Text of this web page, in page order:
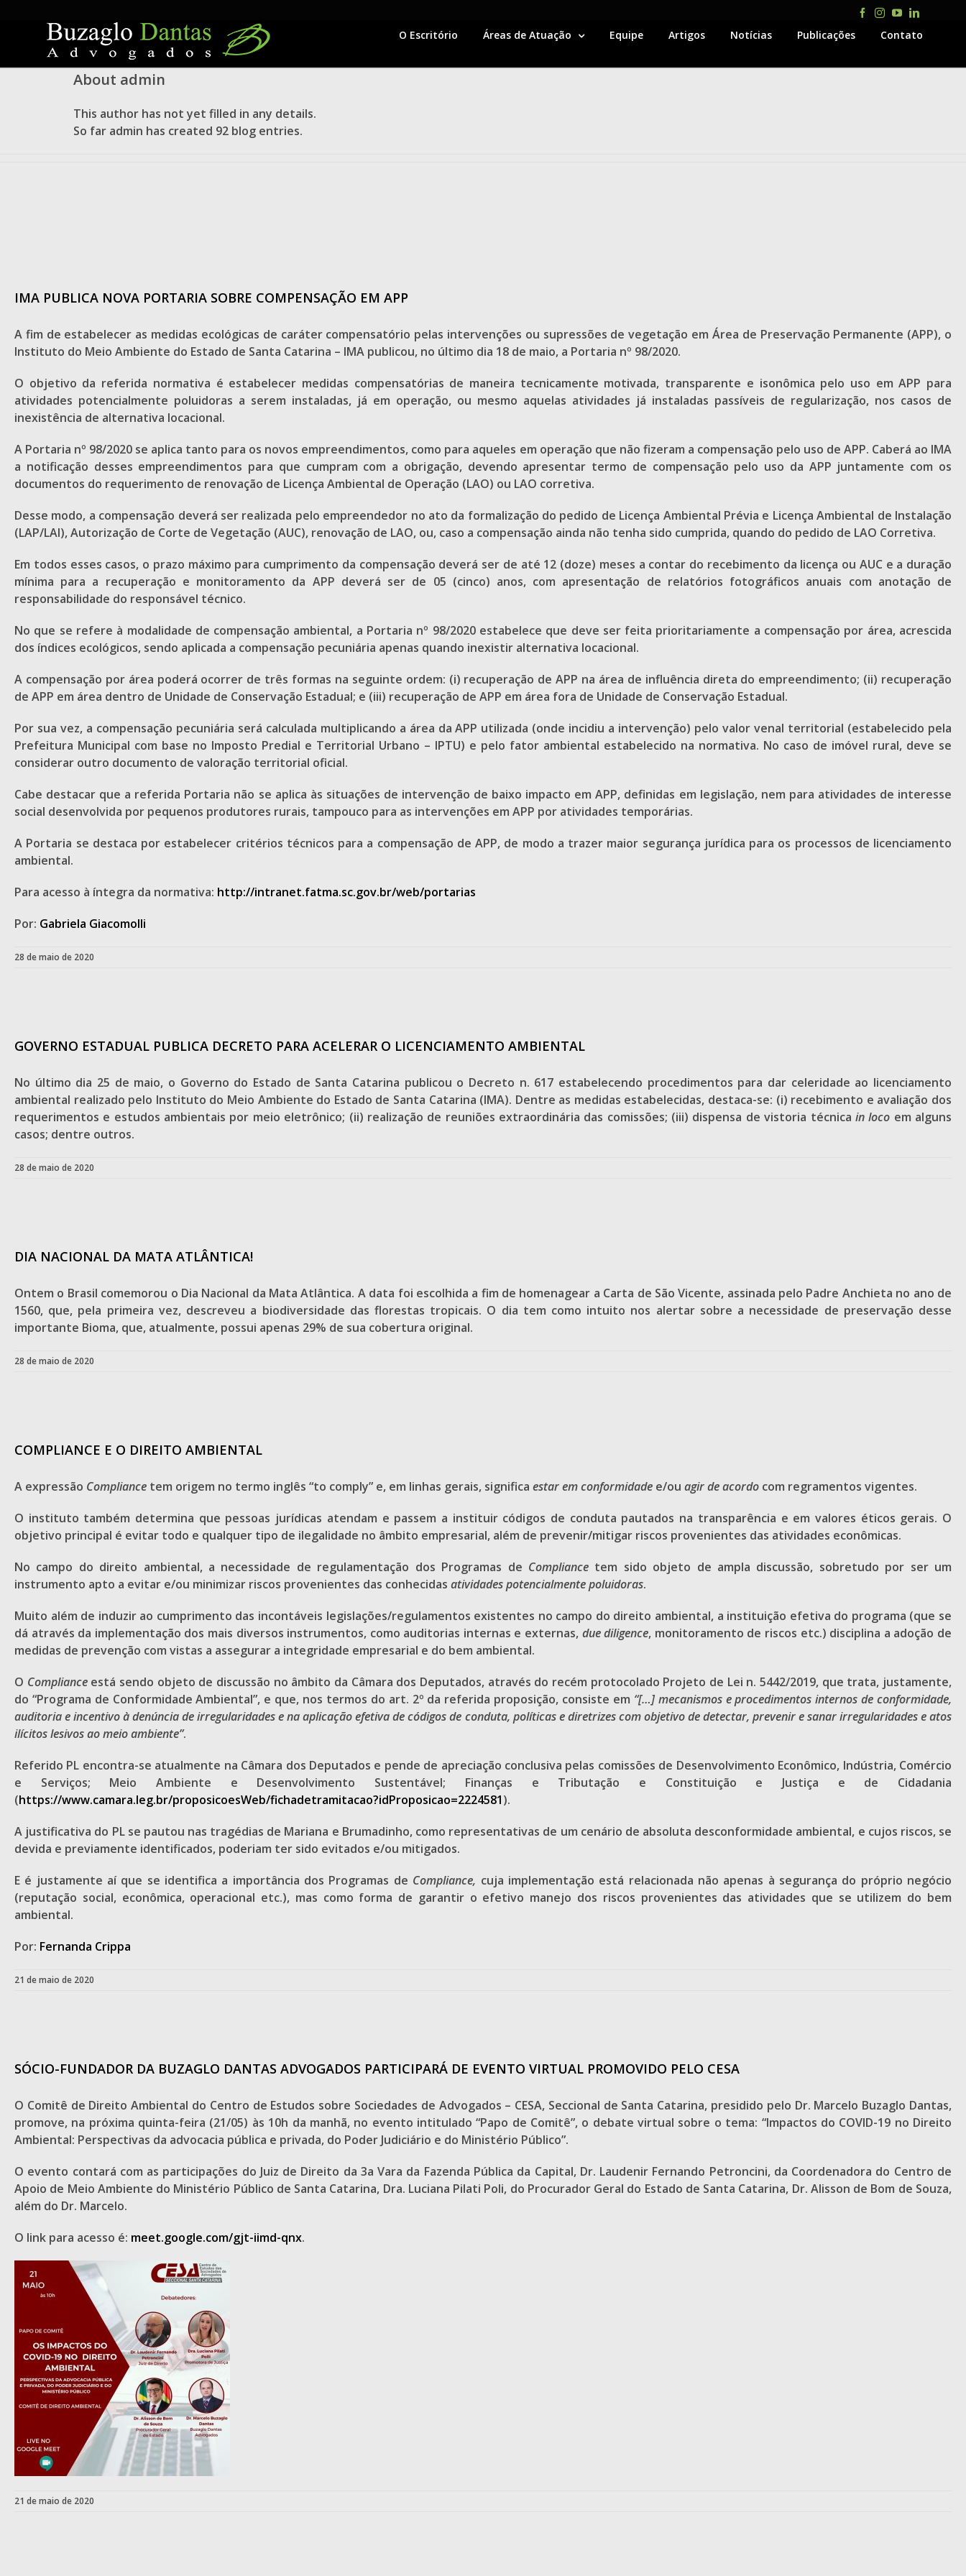
Facebook
Instagram
YouTubeLinkedIn
O Escritório Áreas de Atuação Equipe Artigos Notícias Publicações Contato
About admin
This author has not yet filled in any details.
So far admin has created 92 blog entries.
IMA PUBLICA NOVA PORTARIA SOBRE COMPENSAÇÃO EM APP
A fim de estabelecer as medidas ecológicas de caráter compensatório pelas intervenções ou supressões de vegetação em Área de Preservação Permanente (APP), o
Instituto do Meio Ambiente do Estado de Santa Catarina – IMA publicou, no último dia 18 de maio, a Portaria nº 98/2020.
O objetivo da referida normativa é estabelecer medidas compensatórias de maneira tecnicamente motivada, transparente e isonômica pelo uso em APP para
atividades potencialmente poluidoras a serem instaladas, já em operação, ou mesmo aquelas atividades já instaladas passíveis de regularização, nos casos de
inexistência de alternativa locacional.
A Portaria nº 98/2020 se aplica tanto para os novos empreendimentos, como para aqueles em operação que não fizeram a compensação pelo uso de APP. Caberá ao IMA
a notificação desses empreendimentos para que cumpram com a obrigação, devendo apresentar termo de compensação pelo uso da APP juntamente com os
documentos do requerimento de renovação de Licença Ambiental de Operação (LAO) ou LAO corretiva.
Desse modo, a compensação deverá ser realizada pelo empreendedor no ato da formalização do pedido de Licença Ambiental Prévia e Licença Ambiental de Instalação
(LAP/LAI), Autorização de Corte de Vegetação (AUC), renovação de LAO, ou, caso a compensação ainda não tenha sido cumprida, quando do pedido de LAO Corretiva.
Em todos esses casos, o prazo máximo para cumprimento da compensação deverá ser de até 12 (doze) meses a contar do recebimento da licença ou AUC e a duração
mínima para a recuperação e monitoramento da APP deverá ser de 05 (cinco) anos, com apresentação de relatórios fotográficos anuais com anotação de
responsabilidade do responsável técnico.
No que se refere à modalidade de compensação ambiental, a Portaria nº 98/2020 estabelece que deve ser feita prioritariamente a compensação por área, acrescida
dos índices ecológicos, sendo aplicada a compensação pecuniária apenas quando inexistir alternativa locacional.
A compensação por área poderá ocorrer de três formas na seguinte ordem: (i) recuperação de APP na área de influência direta do empreendimento; (ii) recuperação
de APP em área dentro de Unidade de Conservação Estadual; e (iii) recuperação de APP em área fora de Unidade de Conservação Estadual.
Por sua vez, a compensação pecuniária será calculada multiplicando a área da APP utilizada (onde incidiu a intervenção) pelo valor venal territorial (estabelecido pela
Prefeitura Municipal com base no Imposto Predial e Territorial Urbano – IPTU) e pelo fator ambiental estabelecido na normativa. No caso de imóvel rural, deve se
considerar outro documento de valoração territorial oficial.
Cabe destacar que a referida Portaria não se aplica às situações de intervenção de baixo impacto em APP, definidas em legislação, nem para atividades de interesse
social desenvolvida por pequenos produtores rurais, tampouco para as intervenções em APP por atividades temporárias.
A Portaria se destaca por estabelecer critérios técnicos para a compensação de APP, de modo a trazer maior segurança jurídica para os processos de licenciamento
ambiental.
Para acesso à íntegra da normativa: http://intranet.fatma.sc.gov.br/web/portarias
Por: Gabriela Giacomolli
28 de maio de 2020
GOVERNO ESTADUAL PUBLICA DECRETO PARA ACELERAR O LICENCIAMENTO AMBIENTAL
No último dia 25 de maio, o Governo do Estado de Santa Catarina publicou o Decreto n. 617 estabelecendo procedimentos para dar celeridade ao licenciamento
ambiental realizado pelo Instituto do Meio Ambiente do Estado de Santa Catarina (IMA). Dentre as medidas estabelecidas, destaca-se: (i) recebimento e avaliação dos
requerimentos e estudos ambientais por meio eletrônico; (ii) realização de reuniões extraordinária das comissões; (iii) dispensa de vistoria técnica in loco em alguns
casos; dentre outros.
28 de maio de 2020
DIA NACIONAL DA MATA ATLÂNTICA!
Ontem o Brasil comemorou o Dia Nacional da Mata Atlântica. A data foi escolhida a fim de homenagear a Carta de São Vicente, assinada pelo Padre Anchieta no ano de
1560, que, pela primeira vez, descreveu a biodiversidade das florestas tropicais. O dia tem como intuito nos alertar sobre a necessidade de preservação desse
importante Bioma, que, atualmente, possui apenas 29% de sua cobertura original.
28 de maio de 2020
COMPLIANCE E O DIREITO AMBIENTAL
A expressão Compliance tem origem no termo inglês “to comply” e, em linhas gerais, significa estar em conformidade e/ou agir de acordo com regramentos vigentes.
O instituto também determina que pessoas jurídicas atendam e passem a instituir códigos de conduta pautados na transparência e em valores éticos gerais. O
objetivo principal é evitar todo e qualquer tipo de ilegalidade no âmbito empresarial, além de prevenir/mitigar riscos provenientes das atividades econômicas.
No campo do direito ambiental, a necessidade de regulamentação dos Programas de Compliancetem sido objeto de ampla discussão, sobretudo por ser um
instrumento apto a evitar e/ou minimizar riscos provenientes das conhecidas atividades potencialmente poluidoras.
Muito além de induzir ao cumprimento das incontáveis legislações/regulamentos existentes no campo do direito ambiental, a instituição efetiva do programa (que se
dá através da implementação dos mais diversos instrumentos, como auditorias internas e externas, due diligence, monitoramento de riscos etc.) disciplina a adoção de
medidas de prevenção com vistas a assegurar a integridade empresarial e do bem ambiental.
O Complianceestá sendo objeto de discussão no âmbito da Câmara dos Deputados, através do recém protocolado Projeto de Lei n. 5442/2019, que trata, justamente,
do “Programa de Conformidade Ambiental”, e que, nos termos do art. 2º da referida proposição, consiste em “[…]mecanismos e procedimentos internos de conformidade,
auditoria e incentivo à denúncia de irregularidades e na aplicação efetiva de códigos de conduta, políticas e diretrizes com objetivo de detectar, prevenir e sanar irregularidades e atos
ilícitos lesivos ao meio ambiente”.
Referido PL encontra-se atualmente na Câmara dos Deputados e pende de apreciação conclusiva pelas comissões de Desenvolvimento Econômico, Indústria, Comércio
e Serviços; Meio Ambiente e Desenvolvimento Sustentável; Finanças e Tributação e Constituição e Justiça e de Cidadania
(https://www.camara.leg.br/proposicoesWeb/fichadetramitacao?idProposicao=2224581).
A justificativa do PL se pautou nas tragédias de Mariana e Brumadinho, como representativas de um cenário de absoluta desconformidade ambiental, e cujos riscos, se
devida e previamente identificados, poderiam ter sido evitados e/ou mitigados.
E é justamente aí que se identifica a importância dos Programas de Compliance, cuja implementação está relacionada não apenas à segurança do próprio negócio
(reputação social, econômica, operacional etc.), mas como forma de garantir o efetivo manejo dos riscos provenientes das atividades que se utilizem do bem
ambiental.
Por: Fernanda Crippa
21 de maio de 2020
SÓCIO-FUNDADOR DA BUZAGLO DANTAS ADVOGADOS PARTICIPARÁ DE EVENTO VIRTUAL PROMOVIDO PELO CESA
O Comitê de Direito Ambiental do Centro de Estudos sobre Sociedades de Advogados – CESA, Seccional de Santa Catarina, presidido pelo Dr. Marcelo Buzaglo Dantas,
promove, na próxima quinta-feira (21/05) às 10h da manhã, no evento intitulado “Papo de Comitê”, o debate virtual sobre o tema: “Impactos do COVID-19 no Direito
Ambiental: Perspectivas da advocacia pública e privada, do Poder Judiciário e do Ministério Público”.
O evento contará com as participações do Juiz de Direito da 3a Vara da Fazenda Pública da Capital, Dr. Laudenir Fernando Petroncini, da Coordenadora do Centro de
Apoio de Meio Ambiente do Ministério Público de Santa Catarina, Dra. Luciana Pilati Poli, do Procurador Geral do Estado de Santa Catarina, Dr. Alisson de Bom de Souza,
além do Dr. Marcelo.
O link para acesso é: meet.google.com/gjt-iimd-qnx.
21 de maio de 2020